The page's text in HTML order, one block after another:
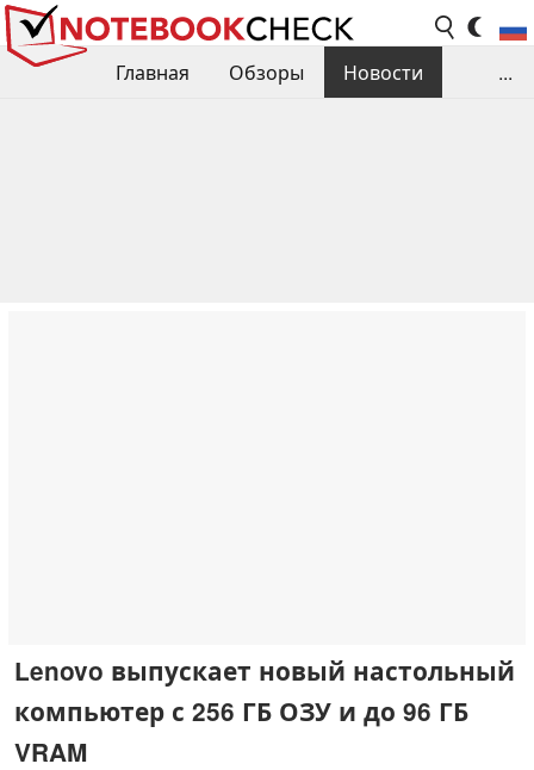
Главная Обзоры
Новости
...
Lenovo выпускает новый настольный
компьютер с 256 ГБ ОЗУ и до 96 ГБ
VRAM